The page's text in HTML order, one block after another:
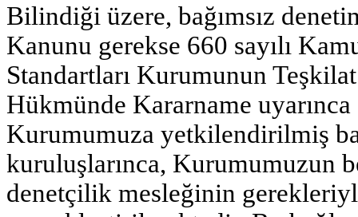
Bilindiği üzere, bağımsız
Kanunu gerekse 660 sayılı
Standartları Kurumunun
Hükmünde Kararname uyarınca
Kurumumuza yetkilendirilmiş
kuruluşlarınca, Kurumumuzun
denetçilik mesleğinin